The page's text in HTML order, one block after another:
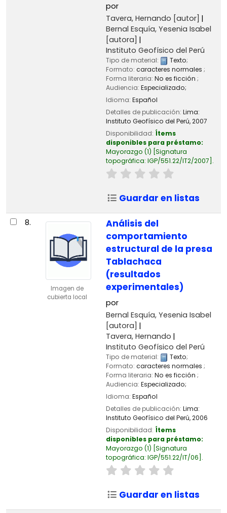
por
Tavera, Hernando [autor]
Bernal Esquía, Yesenia Isabel
[autora]
Instituto Geofísico del Perú
Tipo de material: Texto;
Formato: caracteres normales ;
Forma literaria: No es ficción ;
Audiencia: Especializado;
Idioma: Español
Detalles de publicación: Lima:
Instituto Geofísico del Perú,2007
Disponibilidad: Ítems
disponibles para préstamo:
Mayorazgo (1) Signatura
topográfica: IGP/551.22/IT2/2007 .
Guardar en listas
8.
Imagen de
cubierta local
Análisis del
comportamiento
estructural de la presa
Tablachaca
(resultados
experimentales)
por
Bernal Esquía, Yesenia Isabel
[autora]
Tavera, Hernando
Instituto Geofísico del Perú
Tipo de material: Texto;
Formato: caracteres normales ;
Forma literaria: No es ficción ;
Audiencia: Especializado;
Idioma: Español
Detalles de publicación: Lima:
Instituto Geofísico del Perú,2006
Disponibilidad: Ítems
disponibles para préstamo:
Mayorazgo (1) Signatura
topográfica: IGP/551.22/IT/06 .
Guardar en listas